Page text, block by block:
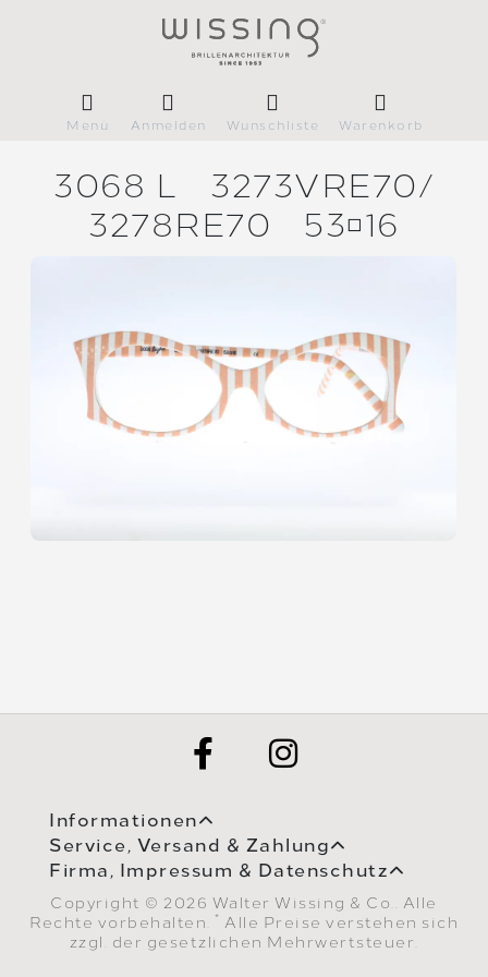
Menü Anmelden Wunschliste Warenkorb
3068 L
3273VRE70/
3278RE70
5316
Informationen
Service, Versand & Zahlung
Firma, Impressum & Datenschutz
Copyright © 2026 Walter Wissing & Co.. Alle
Rechte vorbehalten.
* Alle Preise verstehen sich
zzgl. der gesetzlichen Mehrwertsteuer.